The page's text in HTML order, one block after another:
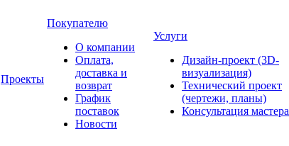
Проекты
Покупателю
О компании
Оплата,
доставка и
возврат
График
поставок
Новости
Услуги
Дизайн-проект (3D-
визуализация)
Технический проект
(чертежи, планы)
Консультация мастера